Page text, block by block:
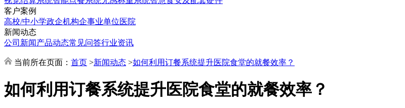
客户案例
高校/中小学政企机构企事业单位医院
新闻动态
公司新闻产品动态常见问答行业资讯
当前所在页面： 首页 >新闻动态 >如何利用订餐系统提升医院食堂的就餐效率？
如何利用订餐系统提升医院食堂的就餐效率？